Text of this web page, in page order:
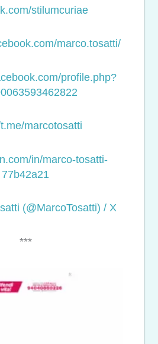
stilumcuriae
marco.tosatti/
profile.php?
marcotosatti
in/marco-tosatti-
77b42a21
(@MarcoTosatti) / X
***